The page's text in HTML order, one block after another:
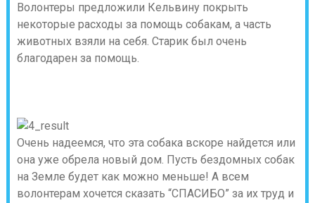
Волонтеры предложили Кельвину покрыть
некоторые расходы за помощь собакам, а часть
животных взяли на себя. Старик был очень
благодарен за помощь.
Очень надеемся, что эта собака вскоре найдется или
она уже обрела новый дом. Пусть бездомных собак
на Земле будет как можно меньше! А всем
волонтерам хочется сказать “СПАСИБО” за их труд и